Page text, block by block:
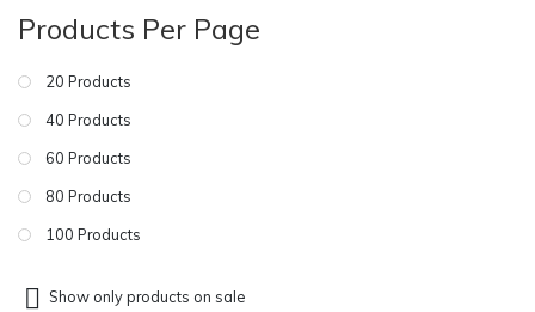
Products Per Page
20 Products
40 Products
60 Products
80 Products
100 Products
Show only products on sale